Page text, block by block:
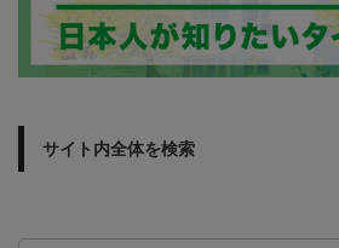
サイト内全体を検索